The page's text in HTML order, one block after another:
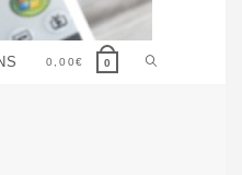
0,00€ 0 Toggle